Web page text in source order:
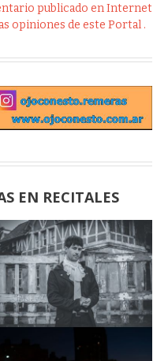
publicado en Internet
opiniones de este Portal .
EN RECITALES